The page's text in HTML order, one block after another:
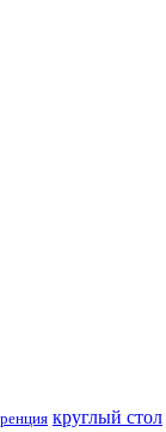
круглый стол